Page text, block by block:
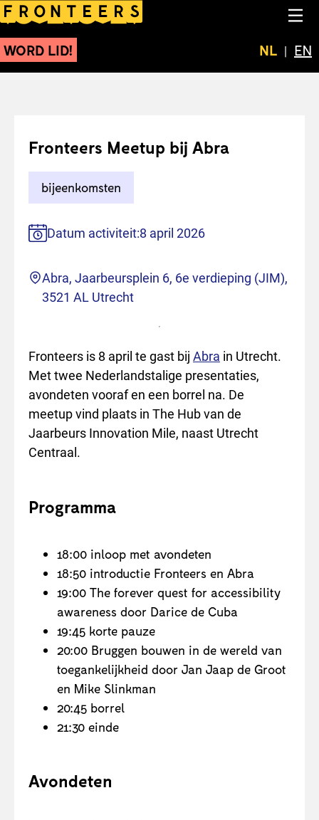
Fronteers Meetup bij
WORD LID! Huidige
NL EN
Fronteers Meetup bij Abra
bijeenkomsten
Datum activiteit:8 april 2026
Locatie
Abra, Jaarbeursplein 6, 6e verdieping (JIM),
3521 AL Utrecht
Fronteers is 8 april te gast bij Abra in Utrecht.
Met twee Nederlandstalige presentaties,
avondeten vooraf en een borrel na. De
meetup vind plaats in The Hub van de
Jaarbeurs Innovation Mile, naast Utrecht
Centraal.
Programma
18:00 inloop met avondeten
18:50 introductie Fronteers en Abra
19:00 The forever quest for accessibility
awareness door Darice de Cuba
19:45 korte pauze
20:00 Bruggen bouwen in de wereld van
toegankelijkheid door Jan Jaap de Groot
en Mike Slinkman
20:45 borrel
21:30 einde
Avondeten